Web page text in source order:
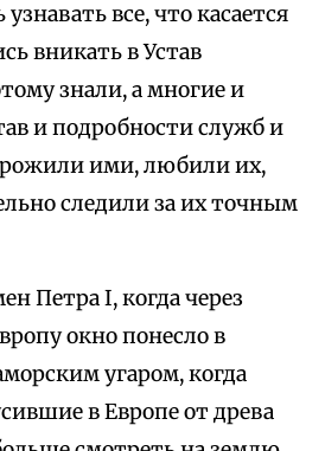
все, что касается
вникать в Устав
знали, а многие и
и подробности служб и
ими, любили их,
следили за их точным
Петра I, когда через
окно понесло в
угаром, когда
в Европе от древа